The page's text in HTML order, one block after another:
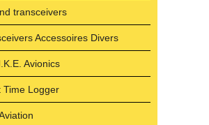
transceivers
Accessoires Divers
Avionics
Time Logger